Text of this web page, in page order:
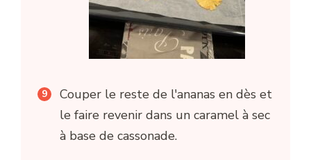
Couper le reste de l'ananas en dès et
le faire revenir dans un caramel à sec
à base de cassonade.